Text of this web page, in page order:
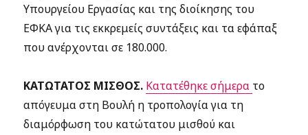
Υπουργείου Εργασίας και της διοίκησης του
ΕΦΚΑ για τις εκκρεμείς συντάξεις και τα εφάπαξ
που ανέρχονται σε 180.000.
ΚΑΤΩΤΑΤΟΣ ΜΙΣΘΟΣ. Κατατέθηκε σήμερα το
απόγευμα στη Βουλή η τροπολογία για τη
διαμόρφωση του κατώτατου μισθού και